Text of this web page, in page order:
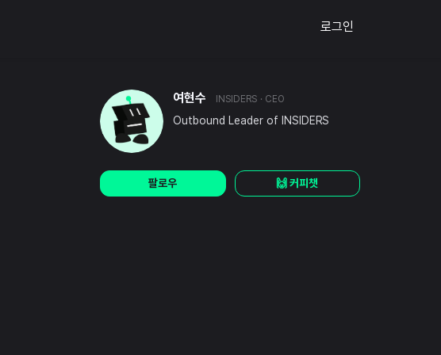
로그인
여현수 INSIDERS · CEO
Outbound Leader of INSIDERS
팔로우 🙌 커피챗